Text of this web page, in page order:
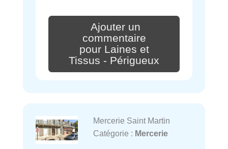
Ajouter un
commentaire
pour Laines et
Tissus - Périgueux
Mercerie Saint Martin
Catégorie : Mercerie